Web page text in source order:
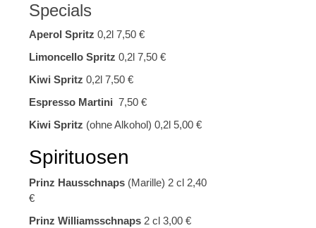
Specials
Aperol Spritz 0,2l 7,50 €
Limoncello Spritz 0,2l 7,50 €
Kiwi Spritz 0,2l 7,50 €
Espresso Martini 7,50 €
Kiwi Spritz (ohne Alkohol) 0,2l 5,00 €
Spirituosen
Prinz Hausschnaps (Marille) 2 cl 2,40
€
Prinz Williamsschnaps 2 cl 3,00 €